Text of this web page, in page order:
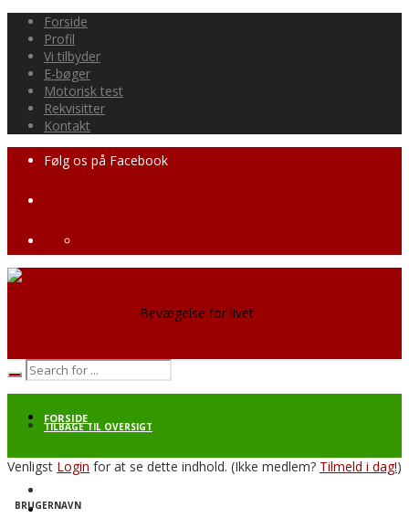
Forside
Profil
Vi tilbyder
E-bøger
Motorisk test
Rekvisitter
Kontakt
Følg os på Facebook
Bevægelse for livet
FORSIDE
PROFIL
TILBAGE TIL OVERSIGT
Venligst Login for at se dette indhold. (Ikke medlem? Tilmeld i dag!)
BRUGERNAVN